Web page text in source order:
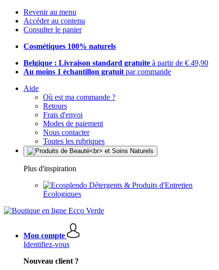
Revenir au menu
Accéder au contenu
Consulter le panier
Cosmétiques 100% naturels
Belgique : Livraison standard gratuite à partir de € 49,90
Au moins 1 échantillon gratuit par commande
Aide
Où est ma commande ?
Retours
Frais d'envoi
Modes de paiement
Nous contacter
Toutes les rubriques
Plus d'inspiration
Détergents & Produits d'Entretien
Écologiques
Mon compte
Identifiez-vous
Nouveau client ?